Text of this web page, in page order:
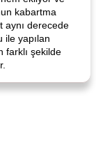
kabartma
aynı derecede
ile yapılan
farklı şekilde